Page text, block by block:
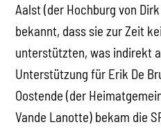
Aalst (der Hochburg von
bekannt, dass sie zur Zeit
unterstützten, was indirekt
Unterstützung für Erik De
Oostende (der
Vande Lanotte) bekam die